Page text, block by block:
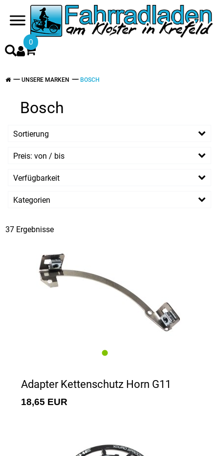
0
UNSERE MARKEN BOSCH
Bosch
Sortierung
Preis: von / bis
EUR
Verfügbarkeit
Kategorien
37 Ergebnisse
Adapter Kettenschutz Horn G11
18,65 EUR